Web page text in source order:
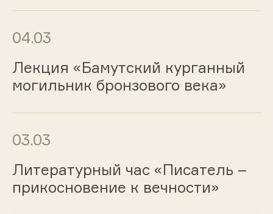
04.03
Лекция «Бамутский курганный
могильник бронзового века»
03.03
Литературный час «Писатель –
прикосновение к вечности»